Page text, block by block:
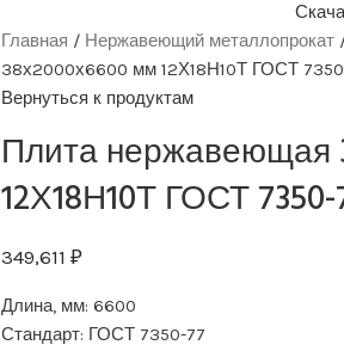
Главная Нержавеющий металлопрокат
38х2000х6600 мм 12Х18Н10Т ГОСТ
Вернуться к продуктам
Плита нержавеющая
12Х18Н10Т ГОСТ
349,611 ₽
Длина, мм: 6600
Стандарт: ГОСТ 7350-77